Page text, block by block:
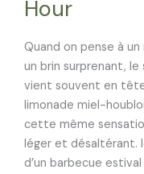
Hour
Quand on pense à
un brin surprenant,
vient souvent en
limonade miel-
cette même
léger et désaltérant.
d’un barbecue